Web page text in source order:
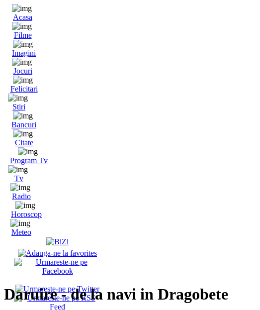
Acasa
Filme
Imagini
Jocuri
Felicitari
Stiri
Bancuri
Citate
Program Tv
Tv
Radio
Horoscop
Meteo
Daruire - de la navi in Dragobete